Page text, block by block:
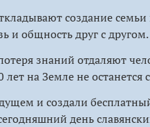
создание
и общность друг с другом.
знаний отдаляют
на Земле не останется
и создали
день